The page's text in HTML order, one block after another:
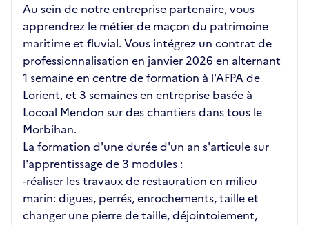
Au sein de notre entreprise partenaire, vous
apprendrez le métier de maçon du patrimoine
maritime et fluvial. Vous intégrez un contrat de
professionnalisation en janvier 2026 en alternant
1 semaine en centre de formation à l'AFPA de
Lorient, et 3 semaines en entreprise basée à
Locoal Mendon sur des chantiers dans tous le
Morbihan.
La formation d'une durée d'un an s'articule sur
l'apprentissage de 3 modules :
-réaliser les travaux de restauration en milieu
marin: digues, perrés, enrochements, taille et
changer une pierre de taille, déjointoiement,